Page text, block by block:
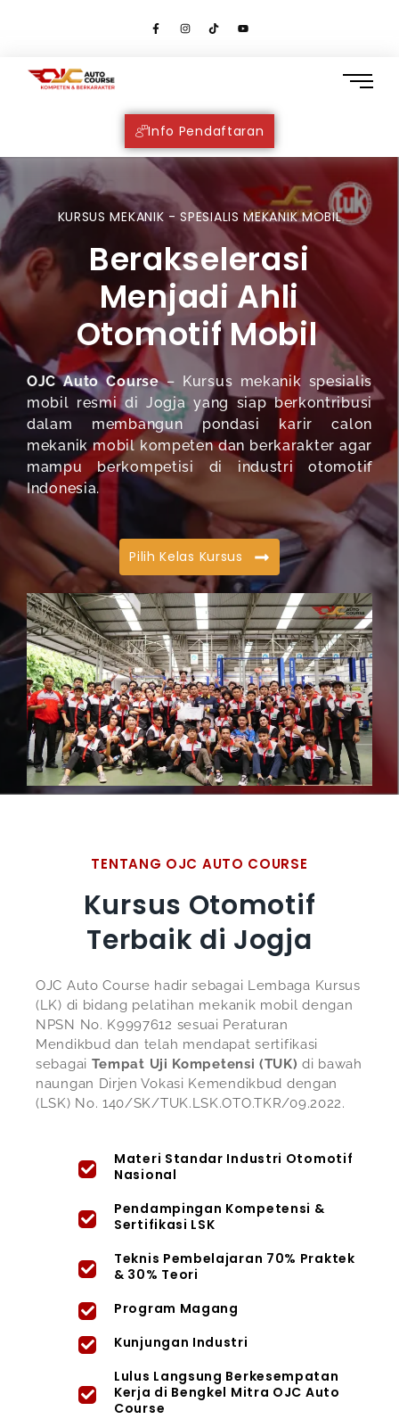
Info Pendaftaran
KURSUS MEKANIK - SPESIALIS MEKANIK MOBIL
Berakselerasi
Menjadi Ahli
Otomotif Mobil
OJC Auto Course– Kursus mekanik spesialis
mobil resmi di Jogja yang siap berkontribusi
dalam membangun pondasi karir calon
mekanik mobil kompeten dan berkarakter agar
mampu berkompetisi di industri otomotif
Indonesia.
Pilih Kelas Kursus
TENTANG OJC AUTO COURSE
Kursus Otomotif
Terbaik di Jogja
OJC Auto Course hadir sebagai Lembaga Kursus
(LK) di bidang pelatihan mekanik mobil dengan
NPSN No. K9997612 sesuai Peraturan
Mendikbud dan telah mendapat sertifikasi
sebagai Tempat Uji Kompetensi (TUK) di bawah
naungan Dirjen Vokasi Kemendikbud dengan
(LSK) No. 140/SK/TUK.LSK.OTO.TKR/09.2022.
Materi Standar Industri Otomotif
Nasional
Pendampingan Kompetensi &
Sertifikasi LSK
Teknis Pembelajaran 70% Praktek
& 30% Teori
Program Magang
Kunjungan Industri
Lulus Langsung Berkesempatan
Kerja di Bengkel Mitra OJC Auto
Course